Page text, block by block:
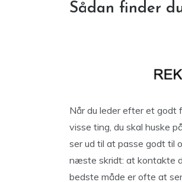
Sådan finder
Når du leder efter et godt
visse ting, du skal huske
ser ud til at passe godt til
næste skridt: at kontakte
bedste måde er ofte at